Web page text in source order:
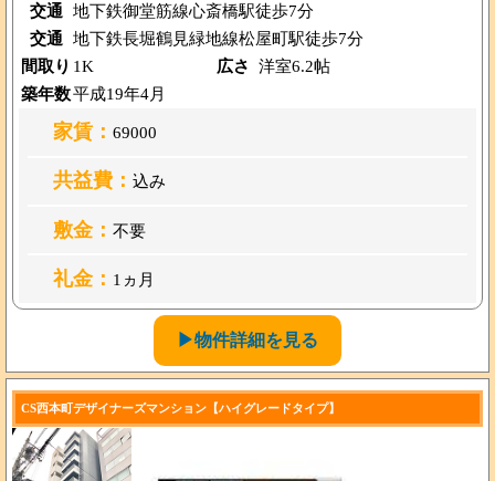
交通 地下鉄御堂筋線心斎橋駅徒歩7分
交通 地下鉄長堀鶴見緑地線松屋町駅徒歩7分
間取り 1K 広さ 洋室6.2帖
築年数平成19年4月
家賃： 69000
共益費： 込み
敷金： 不要
礼金： 1ヵ月
▶物件詳細を見る
CS西本町デザイナーズマンション【ハイグレードタイプ】